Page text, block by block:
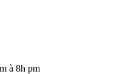
à 8h pm